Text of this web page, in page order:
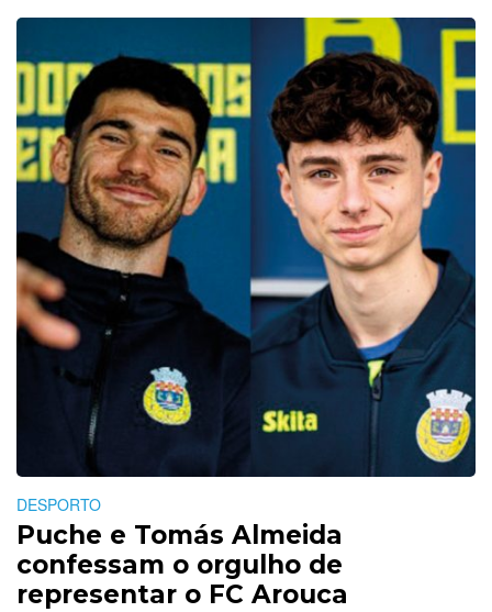
DESPORTO
Puche e Tomás Almeida
confessam o orgulho de
representar o FC Arouca